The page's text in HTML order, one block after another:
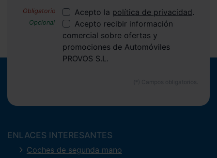
Acepto la política de privacidad.
Acepto recibir información
comercial sobre ofertas y
promociones de Automóviles
PROVOS S.L.
ENLACES INTERESANTES
Coches de segunda mano